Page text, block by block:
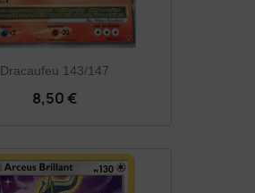
Dracaufeu 143/147
8,50 €